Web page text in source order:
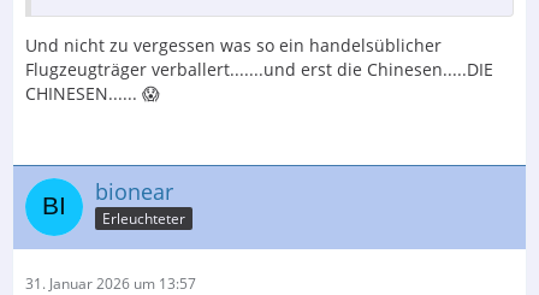
Und nicht zu vergessen was so ein handelsüblicher
Flugzeugträger verballert.......und erst die Chinesen.....DIE
CHINESEN...... 😱
bionear
Erleuchteter
31. Januar 2026 um 13:57